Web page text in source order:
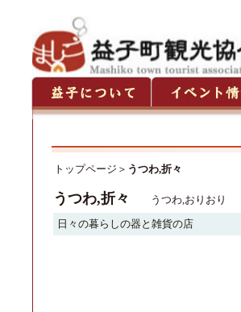
トップページ ＞ うつわ,折々
うつわ,折々
うつわ,おりおり
日々の暮らしの器と雑貨の店